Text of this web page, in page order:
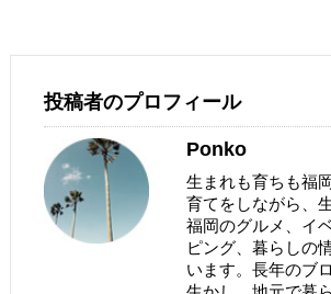
投稿者のプロフィール
Ponko
生まれも育ちも福
育てをしながら、
福岡のグルメ、イ
ピング、暮らしの
います。長年のブ